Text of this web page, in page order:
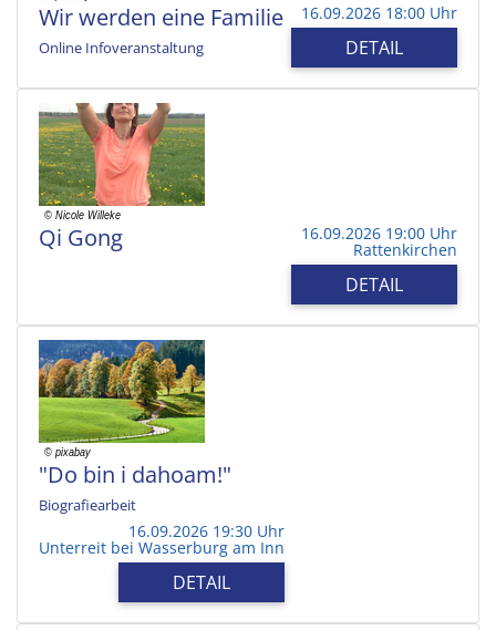
Wir werden eine Familie
Online Infoveranstaltung
16.09.2026 18:00 Uhr
DETAIL
Qi Gong 16.09.2026 19:00 Uhr
Rattenkirchen
DETAIL
"Do bin i dahoam!"
Biografiearbeit
16.09.2026 19:30 Uhr
Unterreit bei Wasserburg am Inn
DETAIL